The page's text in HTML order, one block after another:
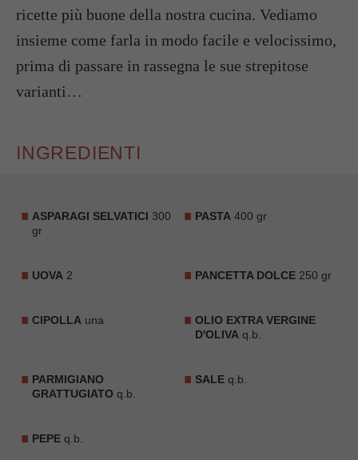
ricette più buone della nostra cucina. Vediamo
insieme come farla in modo facile e velocissimo,
prima di passare in rassegna le sue strepitose
varianti…
INGREDIENTI
ASPARAGI SELVATICI 300
gr
PASTA 400 gr
UOVA 2 PANCETTA DOLCE 250 gr
CIPOLLA una
OLIO EXTRA VERGINE
D'OLIVA q.b.
PARMIGIANO
GRATTUGIATO q.b.
SALE q.b.
PEPE q.b.